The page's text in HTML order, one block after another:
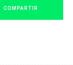
COMPARTIR